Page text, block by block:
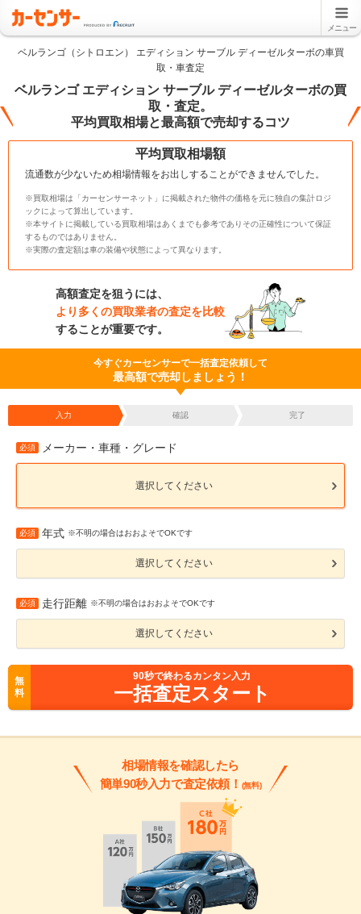
メニュー
ベルランゴ（シトロエン） エディション サーブル ディーゼルターボの車買
取・車査定
ベルランゴ エディション サーブル ディーゼルターボの買
取・査定。
平均買取相場と最高額で売却するコツ
平均買取相場額
流通数が少ないため相場情報をお出しすることができませんでした。
※買取相場は「カーセンサーネット」に掲載された物件の価格を元に独自の集計ロジ
ックによって算出しています。
※本サイトに掲載している買取相場はあくまでも参考でありその正確性について保証
するものではありません。
※実際の査定額は車の装備や状態によって異なります。
高額査定を狙うには、
より多くの買取業者の査定を比較
することが重要です。
今すぐカーセンサーで一括査定依頼して
最高額で売却しましょう！
入力 確認 完了
必須 メーカー・車種・グレード
選択してください
必須 年式 ※不明の場合はおおよそでOKです
選択してください
必須 走行距離 ※不明の場合はおおよそでOKです
選択してください
無
料
90秒で終わるカンタン入力
一括査定スタート
相場情報を確認したら
簡単90秒入力で査定依頼！ (無料)